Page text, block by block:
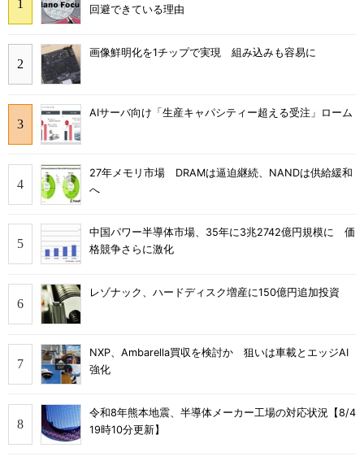
回避できている理由
画像鮮明化を1チップで実現 組み込みも容易に
AIサーバ向け「生産キャパシティー超える受注」ローム
27年メモリ市場 DRAMは逼迫継続、NANDは供給緩和
へ
中国パワー半導体市場、35年に3兆2742億円規模に 価
格競争さらに激化
レゾナック、ハードディスク増産に150億円追加投資
NXP、Ambarella買収を検討か 狙いは車載とエッジAI
強化
令和8年熊本地震、半導体メーカー工場の対応状況【8/4
19時10分更新】